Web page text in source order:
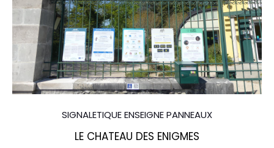
SIGNALETIQUE ENSEIGNE PANNEAUX
LE CHATEAU DES ENIGMES